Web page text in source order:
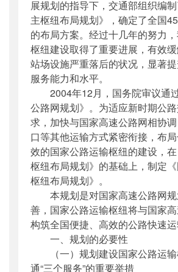
展规划的指导下，交通部组织编
主枢纽布局规划》，确定了全国
的布局方案。经过十几年的努力
枢纽建设取得了重要进展，有效
站场设施严重落后的状况，显著
服务能力和水平。
2004年12月，国务院审议通
公路网规划》。为适应新时期公
求，加快与国家高速公路网相协
口等其他运输方式紧密衔接，布
效的国家公路运输枢纽的建设，
枢纽布局规划》的基础上，制定
枢纽布局规划》。
本规划是对国家高速公路网规
善，国家公路运输枢纽将与国家
构筑全国便捷、高效的公路快速运
一、规划的必要性
（一）规划建设国家公路运输
通“三个服务”的重要举措